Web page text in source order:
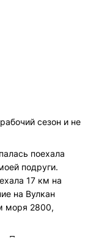
сезон и не
поехала
подруги.
17 км на
на Вулкан
моря 2800,
Поднимались